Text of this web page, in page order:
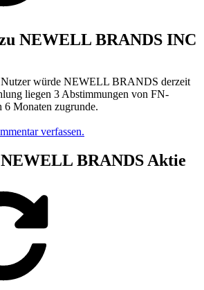
NEWELL BRANDS INC
würde NEWELL BRANDS derzeit
liegen 3 Abstimmungen von FN-
6 Monaten zugrunde.
verfassen.
BRANDS Aktie